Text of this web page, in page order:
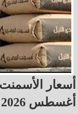
أغسطس 2026